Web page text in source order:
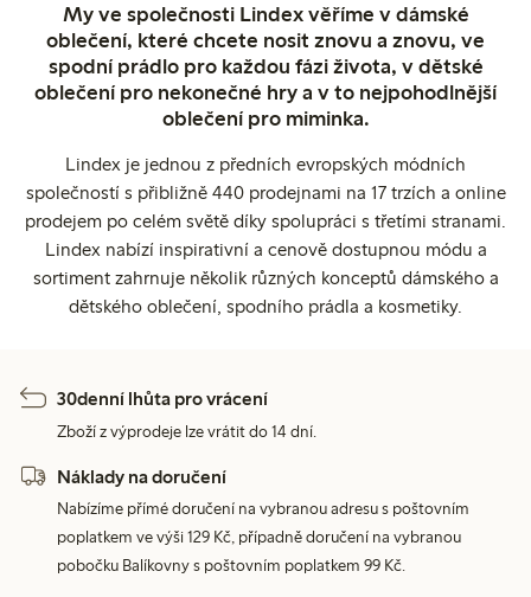
My ve společnosti Lindex věříme v dámské
oblečení, které chcete nosit znovu a znovu, ve
spodní prádlo pro každou fázi života, v dětské
oblečení pro nekonečné hry a v to nejpohodlnější
oblečení pro miminka.
Lindex je jednou z předních evropských módních
společností s přibližně 440 prodejnami na 17 trzích a online
prodejem po celém světě díky spolupráci s třetími stranami.
Lindex nabízí inspirativní a cenově dostupnou módu a
sortiment zahrnuje několik různých konceptů dámského a
dětského oblečení, spodního prádla a kosmetiky.
30denní lhůta pro vrácení
Zboží z výprodeje lze vrátit do 14 dní.
Náklady na doručení
Nabízíme přímé doručení na vybranou adresu s poštovním
poplatkem ve výši 129 Kč, případně doručení na vybranou
pobočku Balíkovny s poštovním poplatkem 99 Kč.